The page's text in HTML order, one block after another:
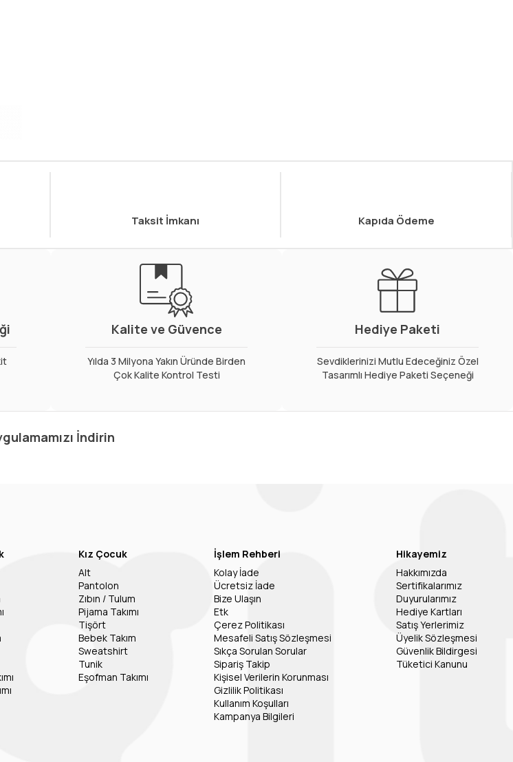
Taksit İmkanı Kapıda Ödeme
Kalite ve Güvence
Yılda 3 Milyona Yakın Üründe Birden
Çok Kalite Kontrol Testi
Hediye Paketi
Sevdiklerinizi Mutlu Edeceğiniz Özel
Tasarımlı Hediye Paketi Seçeneği
İndirin
Kız Çocuk
Alt
Pantolon
Zıbın / Tulum
Pijama Takımı
Tişört
Bebek Takım
Sweatshirt
Tunik
Eşofman Takımı
İşlem Rehberi
Kolay İade
Ücretsiz İade
Bize Ulaşın
Etk
Çerez Politikası
Mesafeli Satış Sözleşmesi
Sıkça Sorulan Sorular
Sipariş Takip
Kişisel Verilerin Korunması
Gizlilik Politikası
Kullanım Koşulları
Kampanya Bilgileri
Hikayemiz
Hakkımızda
Sertifikalarımız
Duyurularımız
Hediye Kartları
Satış Yerlerimiz
Üyelik Sözleşmesi
Güvenlik Bildirgesi
Tüketici Kanunu